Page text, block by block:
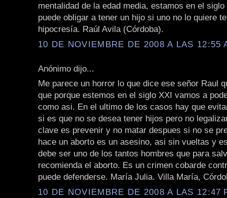
mentalidad de la edad media, estamos en el
puede obligar a tener un hijo si uno no lo quiere
hipocresía. Raúl Avila (Córdoba).
10 DE NOVIEMBRE DE 2008 A LAS 12:55
Anónimo dijo...
Me parece un horror lo que dice ese señor Raul
que porque estemos en el siglo XXI vamos a
como asi. En el ultimo de los casos hay que
si es que no se desea tener hijos pero no
clave es prevenir y no matar despues si no se
hace un aborto es un asesino, asi sin vueltas y
debe ser uno de los tantos hombres que para
recomienda el aborto. Es un crimen cobarde
puede defenderse. María Julia. Villa María,
10 DE NOVIEMBRE DE 2008 A LAS 12:47